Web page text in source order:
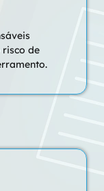
risco de